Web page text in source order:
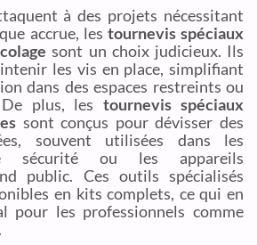
à des projets nécessitant
accrue, les tournevis spéciaux
sont un choix judicieux. Ils
les vis en place, simplifiant
dans des espaces restreints ou
De plus, les tournevis spéciaux
sont conçus pour dévisser des
souvent utilisées dans les
sécurité ou les appareils
public. Ces outils spécialisés
en kits complets, ce qui en
pour les professionnels comme